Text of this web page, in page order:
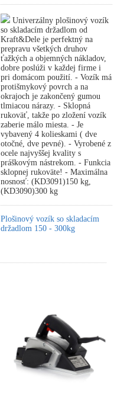
Univerzálny plošinový vozík
so skladacím držadlom od
Kraft&Dele je perfektný na
prepravu všetkých druhov
ťažkých a objemných nákladov,
dobre poslúži v každej firme i
pri domácom použití. - Vozík má
protišmykový povrch a na
okrajoch je zakončený gumou
tlmiacou nárazy. - Sklopná
rukoväť, takže po zložení vozík
zaberie málo miesta. - Je
vybavený 4 kolieskami ( dve
otočné, dve pevné). - Vyrobené z
ocele najvyššej kvality s
práškovým nástrekom. - Funkcia
sklopnej rukoväte! - Maximálna
nosnosť: (KD3091)150 kg,
(KD3090)300 kg
Plošinový vozík so skladacím
držadlom 150 - 300kg